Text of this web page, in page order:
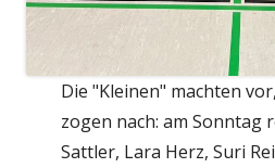
Die "Kleinen" machten
zogen nach: am Sonntag
Sattler, Lara Herz, Suri